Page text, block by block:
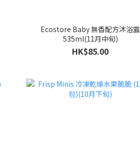
Ecostore Baby 無香配方沐浴露
535ml(11月中旬)
HK$85.00